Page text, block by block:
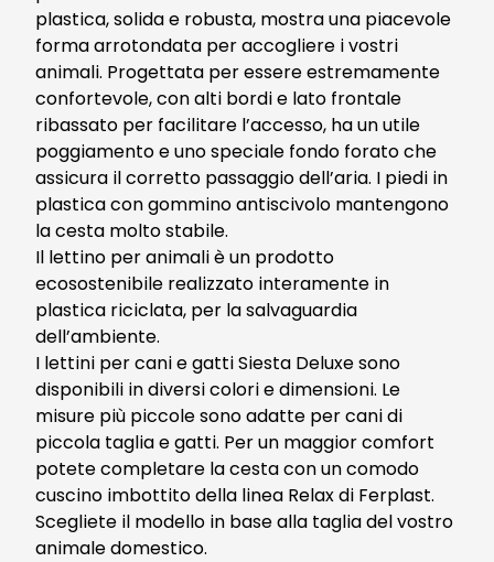
plastica, solida e robusta, mostra una piacevole
forma arrotondata per accogliere i vostri
animali. Progettata per essere estremamente
confortevole, con alti bordi e lato frontale
ribassato per facilitare l’accesso, ha un utile
poggiamento e uno speciale fondo forato che
assicura il corretto passaggio dell’aria. I piedi in
plastica con gommino antiscivolo mantengono
la cesta molto stabile.
Il lettino per animali è un prodotto
ecosostenibile realizzato interamente in
plastica riciclata, per la salvaguardia
dell’ambiente.
I lettini per cani e gatti Siesta Deluxe sono
disponibili in diversi colori e dimensioni. Le
misure più piccole sono adatte per cani di
piccola taglia e gatti. Per un maggior comfort
potete completare la cesta con un comodo
cuscino imbottito della linea Relax di Ferplast.
Scegliete il modello in base alla taglia del vostro
animale domestico.